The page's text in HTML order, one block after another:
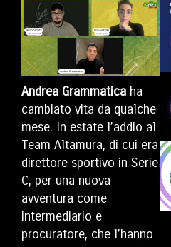
Andrea Grammatica ha
cambiato vita da qualche
mese. In estate l’addio al
Team Altamura, di cui era
direttore sportivo in Serie
C, per una nuova
avventura come
intermediario e
procuratore, che l’hanno